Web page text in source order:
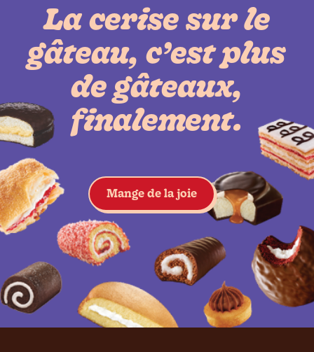
La cerise sur le
gâteau, c’est plus
de gâteaux,
finalement.
Mange de la joieVoir les gâteaux